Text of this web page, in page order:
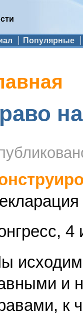
Популярные
4
исходим
и
к